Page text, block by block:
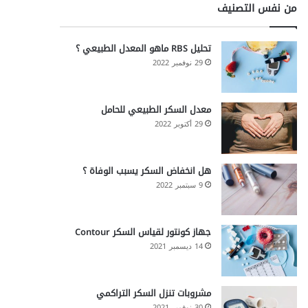
من نفس التصنيف
تحليل RBS ماهو المعدل الطبيعي ؟
29 نوفمبر 2022
معدل السكر الطبيعي للحامل
29 أكتوبر 2022
هل انخفاض السكر يسبب الوفاة ؟
9 سبتمبر 2022
جهاز كونتور لقياس السكر Contour
14 ديسمبر 2021
مشروبات تنزل السكر التراكمي